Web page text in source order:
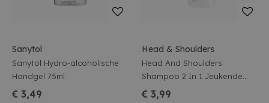
Sanytol
Sanytol Hydro-alcoholische
Handgel 75ml
€ 3,49
Head & Shoulders
Head And Shoulders
Shampoo 2 In 1 Jeukende
Hoofdhuid 300ml
€ 3,99